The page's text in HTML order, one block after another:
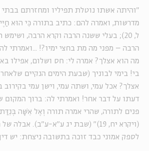
"והיתה אשתו נוטלת תפיליו ומחזרתם בבתי
מדרשות, ואמרה להם: כתיב בתורה כִּי הוּא
ל, 20); בעלי ששנה הרבה וקרא הרבה,
הרבה – מפני מה מת בחצי ימיו?! ...ואמרתי
מה הוא אצלך? אמרה לי: חס ושלום, אפילו
בי! בימי לבוניך (שבעת הימים הנקיים
אצלך? אכל עמי, ושתה עמי, וישן עמי
דעתו על דבר אחר! ואמרתי לה: ברוך המקום
פנים לתורה, שהרי אמרה תורה וְאֶל אִשָּׁה
(ויקרא יח, 19)" (שבת יג ע"א-ע"ב).
לספק אמוני כבד זוכה בתשובה ניצחת: יש דין